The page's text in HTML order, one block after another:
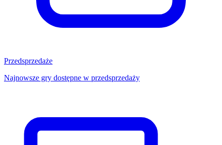
Przedsprzedaże
Najnowsze gry dostępne w przedsprzedaży